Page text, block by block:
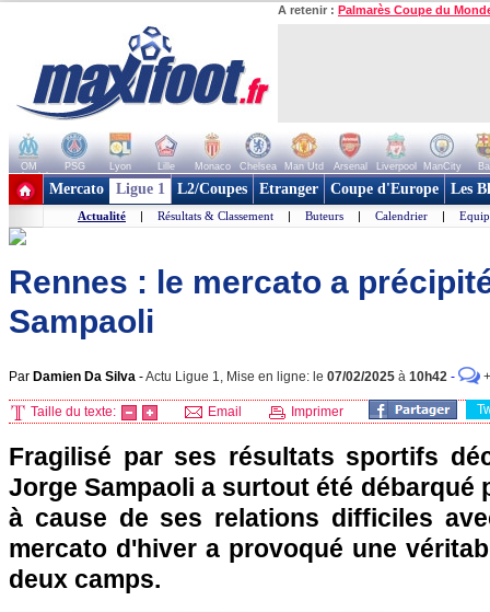
A retenir : Palmarès Coupe du
OM PSG Lyon Lille Monaco Chelsea Man Utd Arsenal Liverpool ManCity
+ de clubs
Mercato Ligue 1 L2/Coupes Etranger Coupe d'Europe Les
Actualité | Résultats & Classement | Buteurs | Calendrier |
Rennes : le mercato a
Sampaoli
Par Damien Da Silva -Actu Ligue 1, Mise en ligne: le 07/02/2025 à 10h42 - +
Taille du texte: Email Imprimer
Fragilisé par ses résultats sportifs
Jorge Sampaoli a surtout été débarqué
à cause de ses relations difficiles
mercato d'hiver a provoqué une
deux camps.